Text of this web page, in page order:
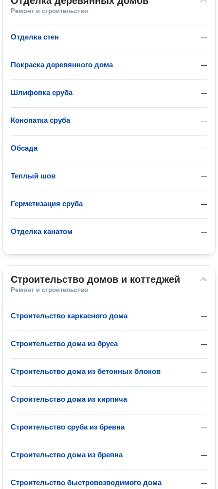
Ремонт и строительство
—
Отделка стен
—
Покраска деревянного дома
—
Шлифовка сруба
—
Конопатка сруба
—
Обсада
—
Теплый шов
—
Герметизация сруба
—
Отделка канатом
Строительство домов и коттеджей
Ремонт и строительство
—
Строительство каркасного дома
—
Строительство дома из бруса
—
Строительство дома из бетонных блоков
—
Строительство дома из кирпича
—
Строительство сруба из бревна
—
Строительство дома из бревна
—
Строительство быстровозводимого дома